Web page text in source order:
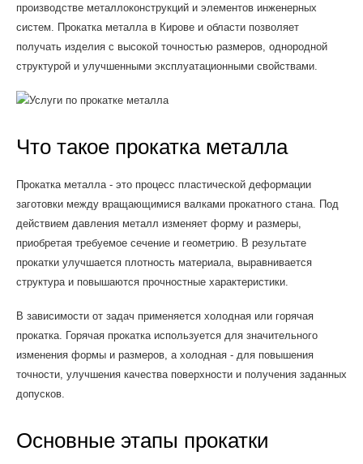
производстве металлоконструкций и элементов инженерных
систем. Прокатка металла в Кирове и области позволяет
получать изделия с высокой точностью размеров, однородной
структурой и улучшенными эксплуатационными свойствами.
Что такое прокатка металла
Прокатка металла - это процесс пластической деформации
заготовки между вращающимися валками прокатного стана. Под
действием давления металл изменяет форму и размеры,
приобретая требуемое сечение и геометрию. В результате
прокатки улучшается плотность материала, выравнивается
структура и повышаются прочностные характеристики.
В зависимости от задач применяется холодная или горячая
прокатка. Горячая прокатка используется для значительного
изменения формы и размеров, а холодная - для повышения
точности, улучшения качества поверхности и получения заданных
допусков.
Основные этапы прокатки